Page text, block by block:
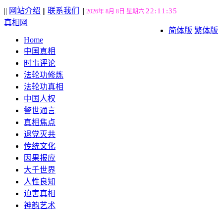
|| 网站介绍 || 联系我们 || 2026年 8月 8日 星期六 22:11:36
简体版 繁体版
真相网
Home
中国真相
时事评论
法轮功修炼
法轮功真相
中国人权
警世通言
真相焦点
退党灭共
传统文化
因果报应
大千世界
人性良知
迫害真相
神韵艺术